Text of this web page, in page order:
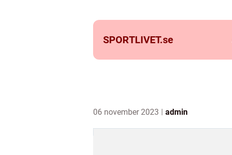
SPORTLIVET.se
06 november 2023 admin